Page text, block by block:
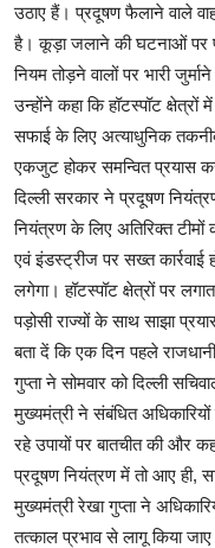
उठाए हैं। प्रदूषण फैलाने वाले
है। कूड़ा जलाने की घटनाओं पर
नियम तोड़ने वालों पर भारी
उन्होंने कहा कि हॉटस्पॉट
सफाई के लिए अत्याधुनिक
एकजुट होकर समन्वित प्रयास
दिल्ली सरकार ने प्रदूषण
नियंत्रण के लिए अतिरिक्त टीमों
एवं इंडस्ट्रीज पर सख्त कार्रवाई
लगेगा। हॉटस्पॉट क्षेत्रों पर
पड़ोसी राज्यों के साथ साझा
बता दें कि एक दिन पहले
गुप्ता ने सोमवार को दिल्ली
मुख्यमंत्री ने संबंधित
रहे उपायों पर बातचीत की और
प्रदूषण नियंत्रण में तो आए ही,
मुख्यमंत्री रेखा गुप्ता ने
तत्काल प्रभाव से लागू किया